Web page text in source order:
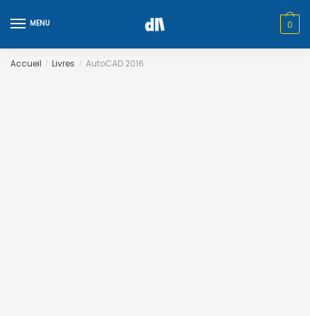
to
to
MENU 0
Accueil / Livres / AutoCAD 2016